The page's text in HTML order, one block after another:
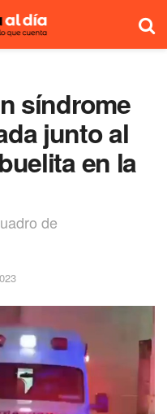
síndrome
junto al
en la
de